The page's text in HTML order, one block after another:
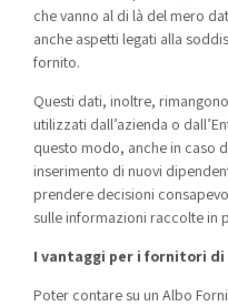
che vanno al di là del mero
anche aspetti legati alla
fornito.
Questi dati, inoltre,
utilizzati dall’azienda o
questo modo, anche in caso
inserimento di nuovi
prendere decisioni
sulle informazioni raccolte in
I vantaggi per i fornitori di
Poter contare su un Albo